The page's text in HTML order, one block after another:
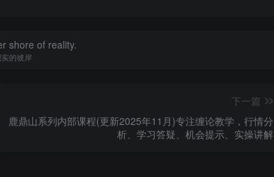
shore of reality.
的彼岸
下一篇
鹿鼎山系列内部课程(更新2025年11月)专注缠论教学，行情分
析、学习答疑、机会提示、实操讲解